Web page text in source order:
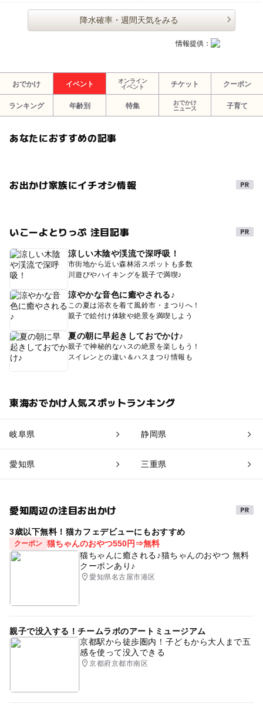
降水確率・週間天気をみる
情報提供：
おでかけ イベント
オンライン
イベント
チケット クーポン
ランキング 年齢別 特集
おでかけ
ニュース
子育て
あなたにおすすめの記事
お出かけ家族にイチオシ情報
いこーよとりっぷ 注目記事
涼しい木陰や渓流で深呼吸！
市街地から近い森林浴スポットも多数
川遊びやハイキングを親子で満喫♪
涼やかな音色に癒やされる♪
この夏は浴衣を着て風鈴市・まつりへ！
親子で絵付け体験や絶景を満喫しよう
夏の朝に早起きしておでかけ♪
親子で神秘的なハスの絶景を楽しもう！
スイレンとの違い＆ハスまつり情報も
東海おでかけ人気スポットランキング
岐阜県 静岡県
愛知県 三重県
愛知周辺の注目お出かけ
3歳以下無料！猫カフェデビューにもおすすめ
クーポン 猫ちゃんのおやつ550円⇒無料
猫ちゃんに癒される♪猫ちゃんのおやつ 無料
クーポンあり♪
愛知県名古屋市港区
親子で没入する！チームラボのアートミュージアム
京都駅から徒歩圏内！子どもから大人まで五
感を使って没入できる
京都府京都市南区